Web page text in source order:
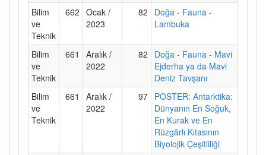
Bilim
ve
Teknik
662 Ocak /
2023
82
Doğa - Fauna -
Lambuka
Bilim
ve
Teknik
661
Aralık /
2022
82
Doğa - Fauna - Mavi
Ejderha ya da Mavi
Deniz Tavşanı
Bilim
ve
Teknik
661
Aralık /
2022
97 POSTER: Antarktika:
Dünyanın En Soğuk,
En Kurak ve En
Rüzgârlı Kıtasının
Biyolojik Çeşitliliği